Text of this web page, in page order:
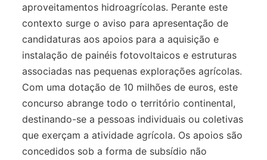
aproveitamentos hidroagrícolas. Perante este
contexto surge o aviso para apresentação de
candidaturas aos apoios para a aquisição e
instalação de painéis fotovoltaicos e estruturas
associadas nas pequenas explorações agrícolas.
Com uma dotação de 10 milhões de euros, este
concurso abrange todo o território continental,
destinando-se a pessoas individuais ou coletivas
que exerçam a atividade agrícola. Os apoios são
concedidos sob a forma de subsídio não